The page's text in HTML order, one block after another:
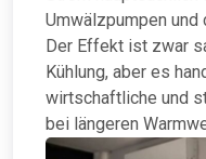
Umwälzpumpen und
Der Effekt ist zwar
Kühlung, aber es
wirtschaftliche und
bei längeren